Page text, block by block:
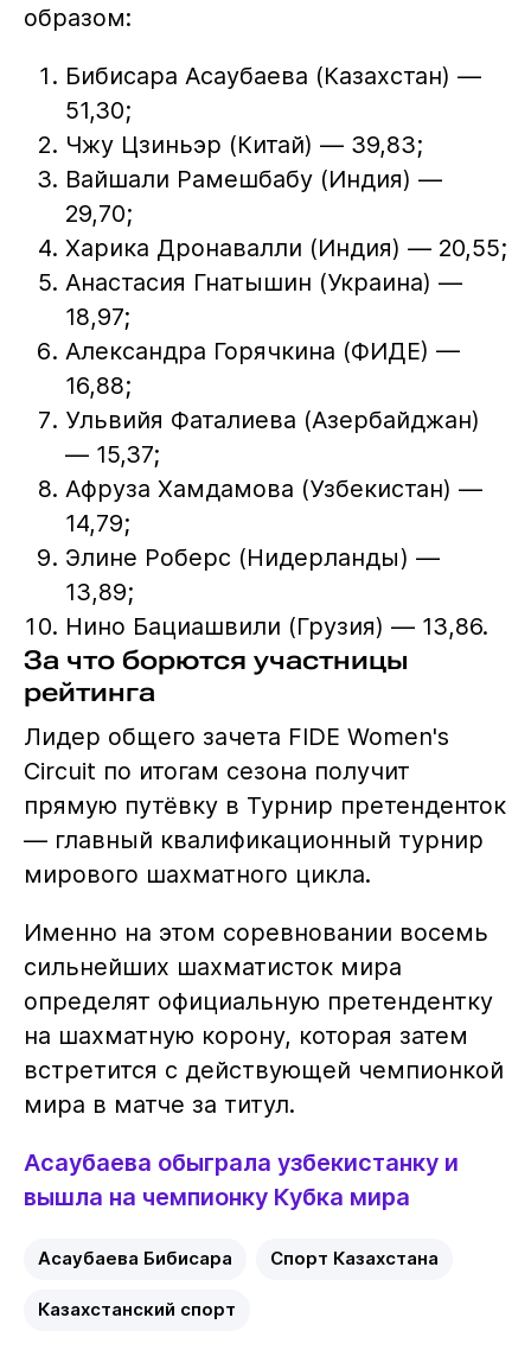
образом:
Бибисара Асаубаева (Казахстан) —
51,30;
Чжу Цзиньэр (Китай) — 39,83;
Вайшали Рамешбабу (Индия) —
29,70;
Харика Дронавалли (Индия) — 20,55;
Анастасия Гнатышин (Украина) —
18,97;
Александра Горячкина (ФИДЕ) —
16,88;
Ульвийя Фаталиева (Азербайджан)
— 15,37;
Афруза Хамдамова (Узбекистан) —
14,79;
Элине Роберс (Нидерланды) —
13,89;
Нино Бациашвили (Грузия) — 13,86.
За что борются участницы
рейтинга
Лидер общего зачета FIDE Women's
Circuit по итогам сезона получит
прямую путёвку в Турнир претенденток
— главный квалификационный турнир
мирового шахматного цикла.
Именно на этом соревновании восемь
сильнейших шахматисток мира
определят официальную претендентку
на шахматную корону, которая затем
встретится с действующей чемпионкой
мира в матче за титул.
Асаубаева обыграла узбекистанку и
вышла на чемпионку Кубка мира
Асаубаева Бибисара Спорт Казахстана
Казахстанский спорт